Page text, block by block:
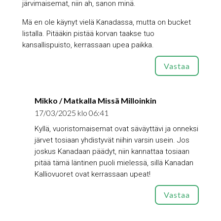
järvimaisemat, niin ah, sanon minä.
Mä en ole käynyt vielä Kanadassa, mutta on bucket
listalla. Pitääkin pistää korvan taakse tuo
kansallispuisto, kerrassaan upea paikka.
Vastaa
Mikko / Matkalla Missä Milloinkin
17/03/2025 klo 06:41
Kyllä, vuoristomaisemat ovat säväyttävi ja onneksi
järvet tosiaan yhdistyvät niihin varsin usein. Jos
joskus Kanadaan päädyt, niin kannattaa tosiaan
pitää tämä läntinen puoli mielessä, sillä Kanadan
Kalliovuoret ovat kerrassaan upeat!
Vastaa